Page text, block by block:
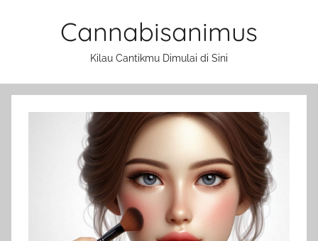
Cannabisanimus
Kilau Cantikmu Dimulai di Sini